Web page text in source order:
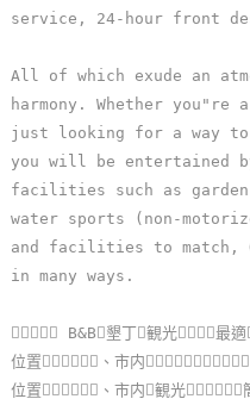
會
帳
戶
客
服
聯
Line
service, 24-hour front
All of which exude an
harmony. Whether
just looking for a way to
you will be entertained
facilities such as
water sports (non-
and facilities to match,
in many ways.
 B&B墾丁観光最
位置、市内
位置、市内観光